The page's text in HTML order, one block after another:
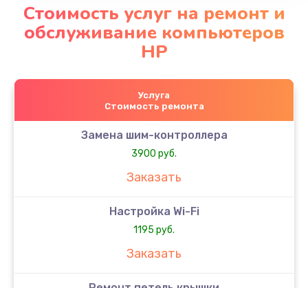
Стоимость услуг на ремонт и
обслуживание компьютеров
HP
Услуга
Стоимость ремонта
Замена шим-контроллера
3900 руб.
Заказать
Настройка Wi-Fi
1195 руб.
Заказать